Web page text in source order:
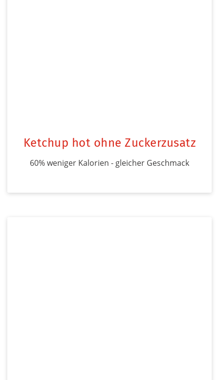
Ketchup hot ohne Zuckerzusatz
60% weniger Kalorien - gleicher Geschmack